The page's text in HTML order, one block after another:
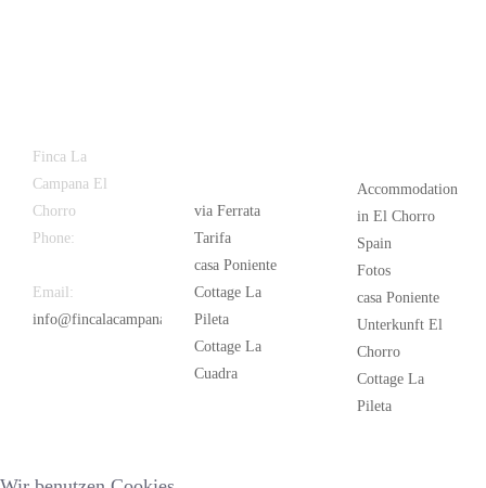
Finca La
Campana El
Chorro
Phone:
Email:
info@fincalacampana.com
via Ferrata
Tarifa
casa Poniente
Cottage La
Pileta
Cottage La
Cuadra
Accommodation
in El Chorro
Spain
Fotos
casa Poniente
Unterkunft El
Chorro
Cottage La
Pileta